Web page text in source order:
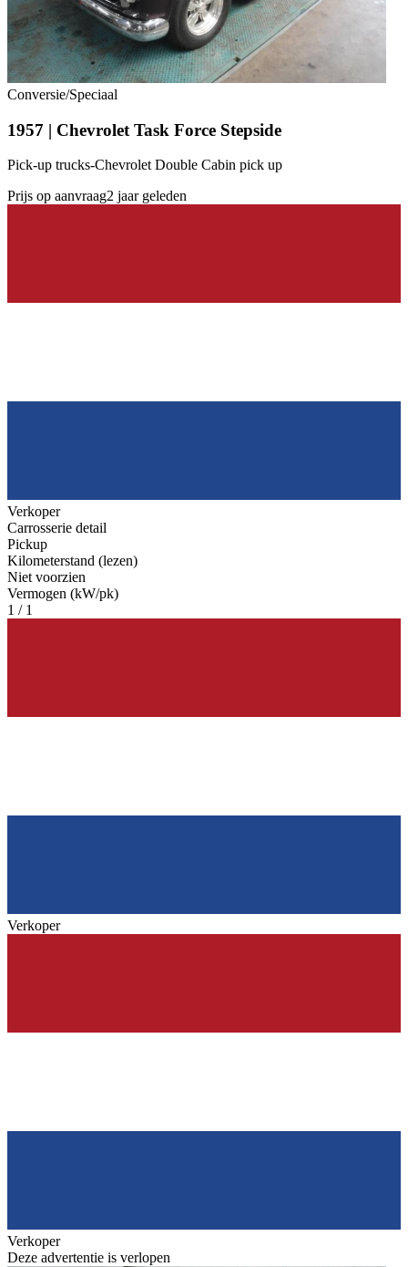
Conversie/Speciaal
1957 | Chevrolet Task Force Stepside
Pick-up trucks-Chevrolet Double Cabin pick up
Prijs op aanvraag2 jaar geleden
Verkoper
Carrosserie detail
Pickup
Kilometerstand (lezen)
Niet voorzien
Vermogen (kW/pk)
1 / 1
Verkoper
Verkoper
Deze advertentie is verlopen